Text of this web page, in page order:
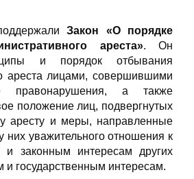
Закон «О порядке
ареста». Он
и порядок отбывания
ареста лицами, совершившими
правонарушения, а также
положение лиц, подвергнутых
аресту и меры, направленные
уважительного отношения к
и законным интересам других
государственным интересам.